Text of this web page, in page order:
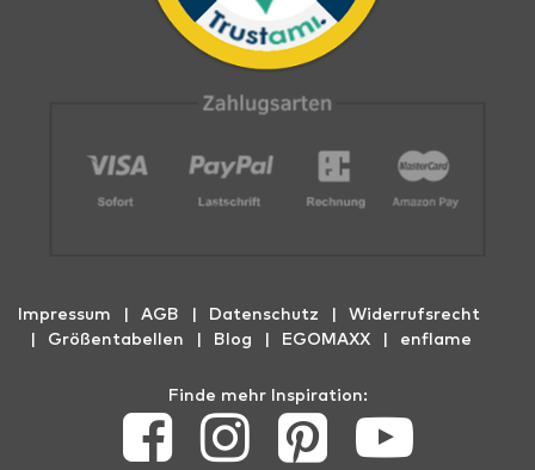
Impressum AGB Datenschutz
Widerrufs­recht
Größentabellen
Blog EGOMAXX enflame
Finde mehr Inspiration: